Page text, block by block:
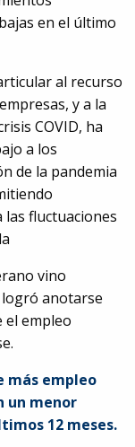
en el último
al recurso
y a la
COVID, ha
a los
de la pandemia
fluctuaciones
vino
anotarse
el empleo
más empleo
un menor
12 meses.